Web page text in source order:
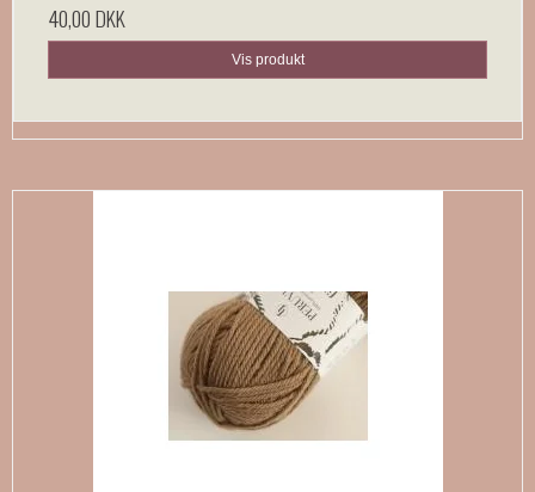
40,00 DKK
Vis produkt